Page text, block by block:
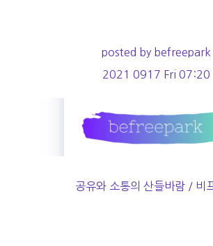
posted by befreepark
2021 0917 Fri 07:20
공유와 소통의 산들바람 / 비